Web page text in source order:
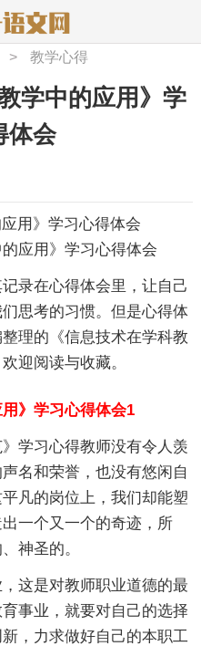
> 教学心得
学中的应用》学
体会
应用》学习心得体会
录在心得体会里，让自己
思考的习惯。但是心得体
理的《信息技术在学科教
迎阅读与收藏。
》学习心得体会1
学习心得教师没有令人羡
名和荣誉，也没有悠闲自
凡的岗位上，我们却能塑
一个又一个的奇迹，所
神圣的。
这是对教师职业道德的最
事业，就要对自己的选择
，力求做好自己的本职工